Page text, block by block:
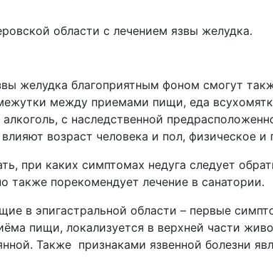
области с лечением язвы желудка.
желудка благоприятным фоном смогут
между приемами пищи, еда
с наследственной
возраст человека и пол, физическое
при каких симптомах недуга следует
также порекомендует лечение в санатории.
в эпигастральной области – первые
пищи, локализуется в верхней части
Также признаками язвенной болезни